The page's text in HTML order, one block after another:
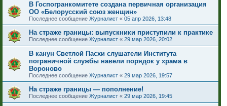
В Госпогранкомитете создана первичная организация
ОО «Белорусский союз женщин»
Последнее сообщение Журналист « 05 апр 2026, 13:48
На страже границы: выпускники приступили к практике
Последнее сообщение Журналист « 29 мар 2026, 20:02
В канун Светлой Пасхи слушатели Института
пограничной службы навели порядок у храма в
Вороново
Последнее сообщение Журналист « 29 мар 2026, 19:57
На страже границы — пополнение!
Последнее сообщение Журналист « 29 мар 2026, 19:45